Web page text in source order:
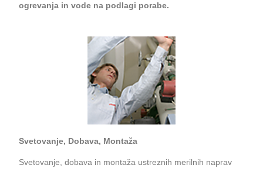
ogrevanja in vode na podlagi porabe.
Svetovanje, Dobava, Montaža
Svetovanje, dobava in montaža ustreznih merilnih naprav